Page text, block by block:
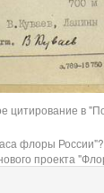
цитирование в
флоры
проекта